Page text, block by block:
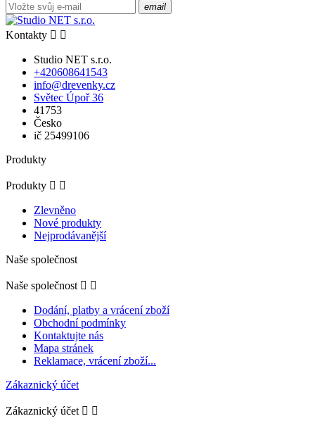
email
Kontakty  
Studio NET s.r.o.
+420608641543
info@drevenky.cz
Světec Úpoř 36
41753
Česko
ič 25499106
Produkty
Produkty  
Zlevněno
Nové produkty
Nejprodávanější
Naše společnost
Naše společnost  
Dodání, platby a vrácení zboží
Obchodní podmínky
Kontaktujte nás
Mapa stránek
Reklamace, vrácení zboží...
Zákaznický účet
Zákaznický účet  